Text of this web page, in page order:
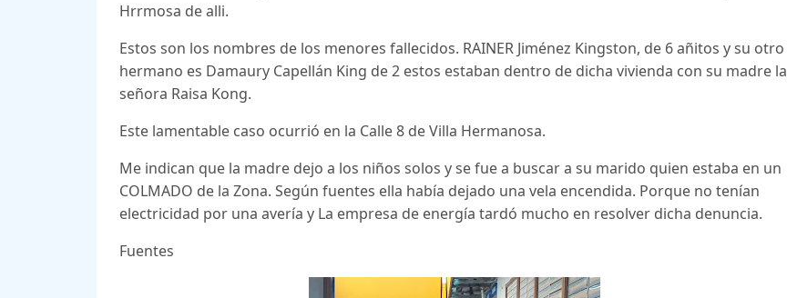
Hrrmosa de alli.
Estos son los nombres de los menores fallecidos. RAINER Jiménez Kingston, de 6 añitos y su otro
hermano es Damaury Capellán King de 2 estos estaban dentro de dicha vivienda con su madre la
señora Raisa Kong.
Este lamentable caso ocurrió en la Calle 8 de Villa Hermanosa.
Me indican que la madre dejo a los niños solos y se fue a buscar a su marido quien estaba en un
COLMADO de la Zona. Según fuentes ella había dejado una vela encendida. Porque no tenían
electricidad por una avería y La empresa de energía tardó mucho en resolver dicha denuncia.
Fuentes